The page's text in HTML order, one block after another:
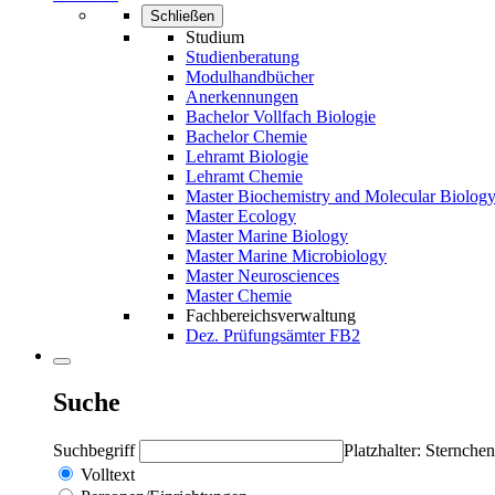
Schließen
Studium
Studienberatung
Modulhandbücher
Anerkennungen
Bachelor Vollfach Biologie
Bachelor Chemie
Lehramt Biologie
Lehramt Chemie
Master Biochemistry and Molecular Biology
Master Ecology
Master Marine Biology
Master Marine Microbiology
Master Neurosciences
Master Chemie
Fachbereichsverwaltung
Dez. Prüfungsämter FB2
Suche
Suchbegriff
Platzhalter:
Volltext